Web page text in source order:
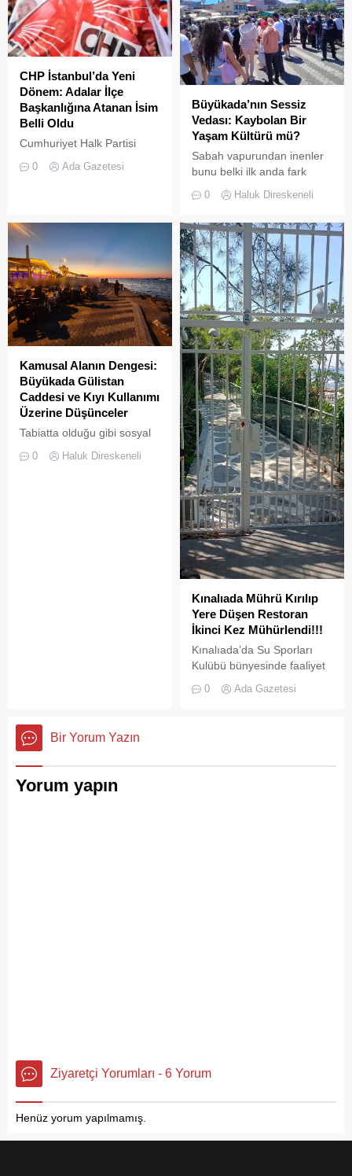
uğrayan Büyükada’da,
çevre temizliği konusunda
yaşanan aksaklıklar adeta
pes dedirtti. Adanın tarihi ve
doğal güzellikleriyle süslü
sokaklarından yansıyan son
görüntüler, çevre sağlığı
açısından tehlike çanlarının
Konteynerlere Sığmıyor,...
CHP İstanbul’da Yeni
Dönem: Adalar İlçe
Başkanlığına Atanan İsim
Belli Oldu
Cumhuriyet Halk Partisi
Kurulu (MYK), İstanbul
ilçenin yönetimine yeni
isimler atadı
0 Ada Gazetesi
Büyükada’nın Sessiz
Vedası: Kaybolan Bir
Yaşam Kültürü mü?
Sabah vapurundan inenler
bunu belki ilk anda fark
etmeyebilir. Ama
Büyükada’yı elli, altmış yıldır
ve adımları değişti
0 Haluk Direskeneli
Kamusal Alanın Dengesi:
Büyükada Gülistan
Caddesi ve Kıyı Kullanımı
Üzerine Düşünceler
Tabiatta olduğu gibi sosyal
süre karşılıksız kalmaz;
0 Haluk Direskeneli
Kınalıada Mührü Kırılıp
Yere Düşen Restoran
İkinci Kez Mühürlendi!!!
Kınalıada’da Su Sporları
Kulübü bünyesinde faaliyet
ruhsat usulsüzlüğü ve adres
0 Ada Gazetesi
Bir Yorum Yazın
Yorum yapın
Ziyaretçi Yorumları - 6 Yorum
Henüz yorum yapılmamış.